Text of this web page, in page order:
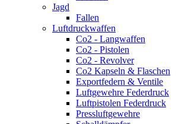
Jagd
Fallen
Luftdruckwaffen
Co2 - Langwaffen
Co2 - Pistolen
Co2 - Revolver
Co2 Kapseln & Flaschen
Exportfedern & Ventile
Luftgewehre Federdruck
Luftpistolen Federdruck
Pressluftgewehre